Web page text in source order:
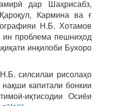
дар Шаҳрисабз,
Кармина ва ғ
Н.Б. Хотамов
ин проблема пешниҳод
инқилоби Бухоро
силсилаи рисолаҳо
капитали бонкии
иқтисодии Осиёи